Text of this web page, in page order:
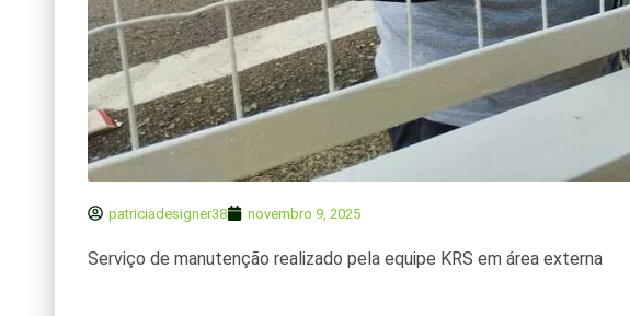
patriciadesigner38 novembro 9, 2025
Serviço de manutenção realizado pela equipe KRS em área externa